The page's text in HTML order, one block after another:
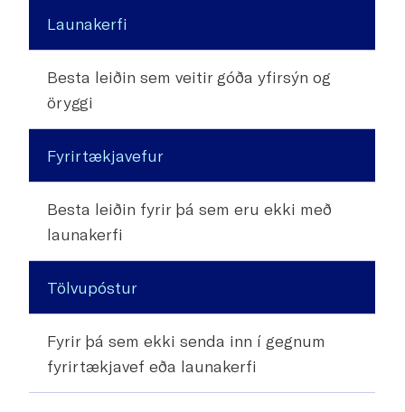
Launakerfi
Besta leiðin sem veitir góða yfirsýn og
öryggi
Fyrirtækjavefur
Besta leiðin fyrir þá sem eru ekki með
launakerfi
Tölvupóstur
Fyrir þá sem ekki senda inn í gegnum
fyrirtækjavef eða launakerfi